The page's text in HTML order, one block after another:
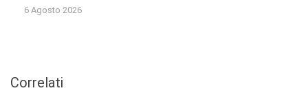
6 Agosto 2026
Correlati